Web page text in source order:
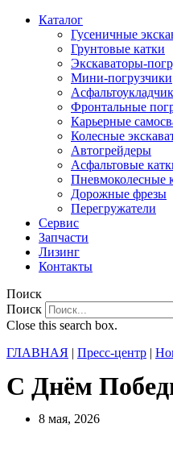
Каталог
Гусеничные
Грунтовые катки
Экскаваторы-
Мини-погрузчики
Фронтальные
Карьерные
Колесные
Автогрейдеры
Асфальтовые
Пневмоколесные
Дорожные фрезы
Перегружатели
Сервис
Запчасти
Лизинг
Контакты
Поиск
Поиск
Close this search box.
ГЛАВНАЯ | Пресс-центр |
С Днём
8 мая, 2026